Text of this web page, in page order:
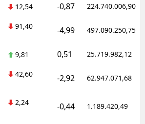
Samsun
Sinop
12,54 -0,87 224.740.006,90
91,40 -4,99 497.090.250,75
9,81 0,51 25.719.982,12
42,60 -2,92 62.947.071,68
2,24 -0,44 1.189.420,49